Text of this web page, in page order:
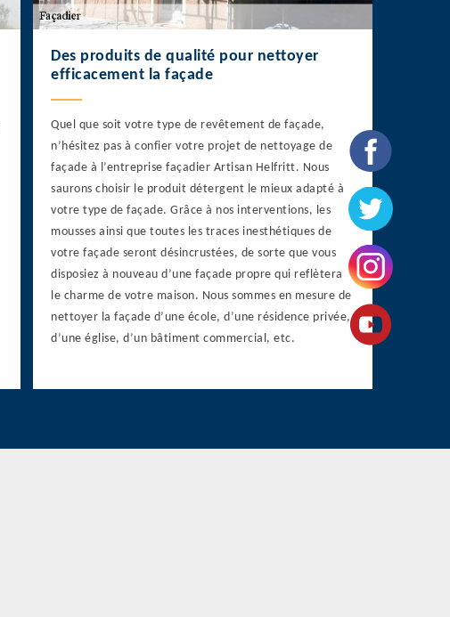
Des produits de qualité pour nettoyer
efficacement la façade
Quel que soit votre type de revêtement de façade,
n’hésitez pas à confier votre projet de nettoyage de
façade à l’entreprise façadier Artisan Helfritt. Nous
saurons choisir le produit détergent le mieux adapté à
votre type de façade. Grâce à nos interventions, les
mousses ainsi que toutes les traces inesthétiques de
votre façade seront désincrustées, de sorte que vous
disposiez à nouveau d’une façade propre qui reflètera
le charme de votre maison. Nous sommes en mesure de
nettoyer la façade d’une école, d’une résidence privée,
d’une église, d’un bâtiment commercial, etc.